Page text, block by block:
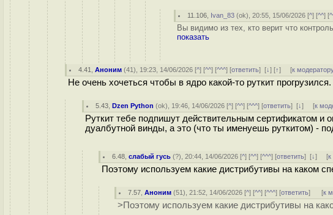
11.106 Ivan_83 (ok), 20:55, 15/06/2026 [^] [^^] [
Вы видимо из тех, кто верит что
показать
4.41 ,Аноним (41), 19:23, 14/06/2026 [^] [^^] [^^^] [ответить][↓] [↑] [к
Не очень хочеться чтобы в ядро какой-то руткит прогрузился.
5.43 ,Dzen Python (ok), 19:46, 14/06/2026 [^] [^^] [^^^] [ответить][↓] [к
Руткит тебе подпишут действительным сертификатом и
дуалбутной винды, а это (что ты именуешь руткитом) -
6.48 ,слабый гусь (?), 20:44, 14/06/2026 [^] [^^] [^^^] [ответить][↓] [к
Поэтому используем какие дистрибутивы на каком
7.57 ,Аноним (51), 21:52, 14/06/2026 [^] [^^] [^^^] [ответить] [к
>Поэтому используем какие дистрибутивы на